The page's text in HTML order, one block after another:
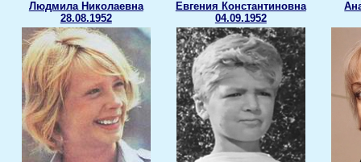
Людмила Николаевна
28.08.1952
Евгения Константиновна
04.09.1952